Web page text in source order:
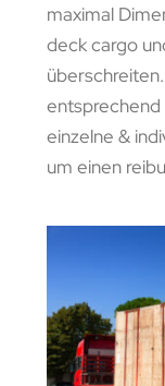
maximal
deck cargo
entsprechend
einzelne &
um einen